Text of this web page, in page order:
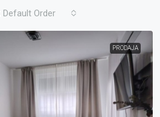
Default Order
PRODAJA